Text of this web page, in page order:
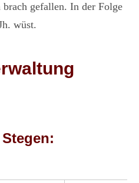
gefallen. In der Folge
wüst.